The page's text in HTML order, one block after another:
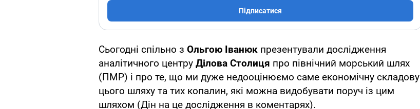
Підписатися
Сьогодні спільно з Ольгою Іванюк презентували дослідження
аналітичного центру Ділова Столиця про північний морський шлях
(ПМР) і про те, що ми дуже недооцінюємо саме економічну складову
цього шляху та тих копалин, які можна видобувати поруч із цим
шляхом (Дін на це дослідження в коментарях).